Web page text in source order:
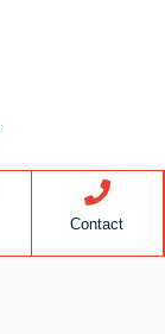
Contact